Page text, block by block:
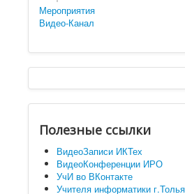
Мероприятия
Видео-Канал
Полезные ссылки
ВидеоЗаписи ИКТех
ВидеоКонференции ИРО
УчИ во ВКонтакте
Учителя информатики